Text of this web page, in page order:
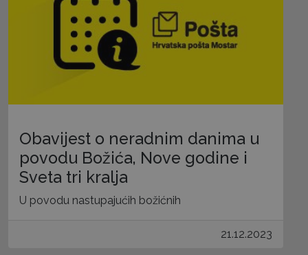
Obavijest o neradnim danima u
povodu Božića, Nove godine i
Sveta tri kralja
U povodu nastupajućih božićnih
21.12.2023